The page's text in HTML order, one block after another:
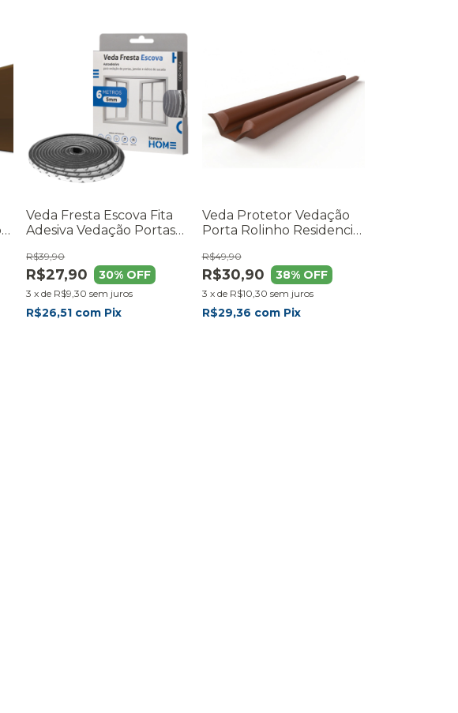
Veda Fresta Escova Fita
Adesiva Vedação Portas
R$27,90
R$39,90
30% OFF
3 xde R$9,30 sem juros
R$26,51 com Pix
Veda Protetor Vedação
Porta Rolinho Residencial
R$30,90
R$49,90
38% OFF
3 x de R$10,30 sem juros
R$29,36 com Pix